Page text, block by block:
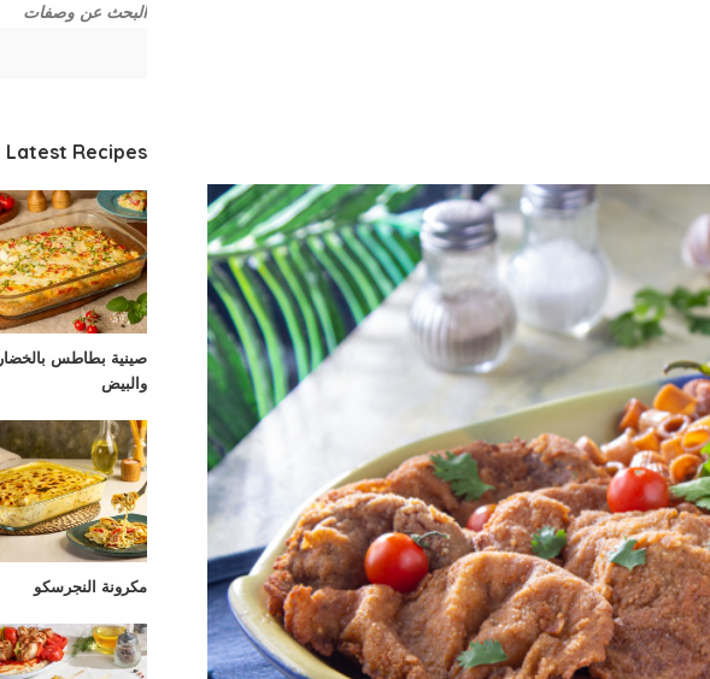
البحث عن وصفات
Latest Recipes
صينية بطاطس بالخضار
والبيض
مكرونة النجرسكو